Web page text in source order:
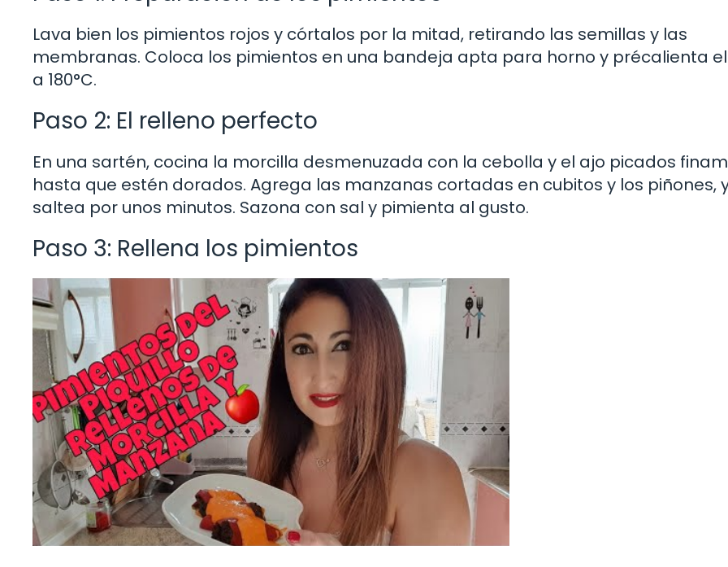
Lava bien los pimientos rojos y córtalos por la mitad, retirando las semillas y las
membranas. Coloca los pimientos en una bandeja apta para horno y précalienta
a 180°C.
Paso 2: El relleno perfecto
En una sartén, cocina la morcilla desmenuzada con la cebolla y el ajo picados
hasta que estén dorados. Agrega las manzanas cortadas en cubitos y los piñones,
saltea por unos minutos. Sazona con sal y pimienta al gusto.
Paso 3: Rellena los pimientos